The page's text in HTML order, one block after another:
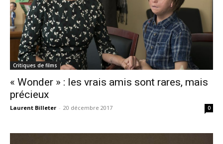
Critiques de films
« Wonder » : les vrais amis sont rares, mais
précieux
Laurent Billeter - 20 décembre 2017 0